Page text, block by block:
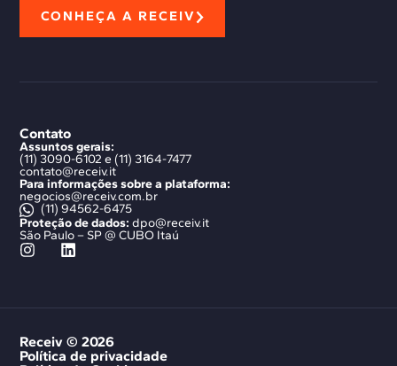
CONHEÇA A RECEIV
Contato
Assuntos gerais:
(11) 3090-6102 e (11) 3164-7477
contato@receiv.it
Para informações sobre a plataforma:
negocios@receiv.com.br
(11) 94562-6475
Proteção de dados:dpo@receiv.it
São Paulo – SP @ CUBO Itaú
Receiv © 2026
Política de privacidade